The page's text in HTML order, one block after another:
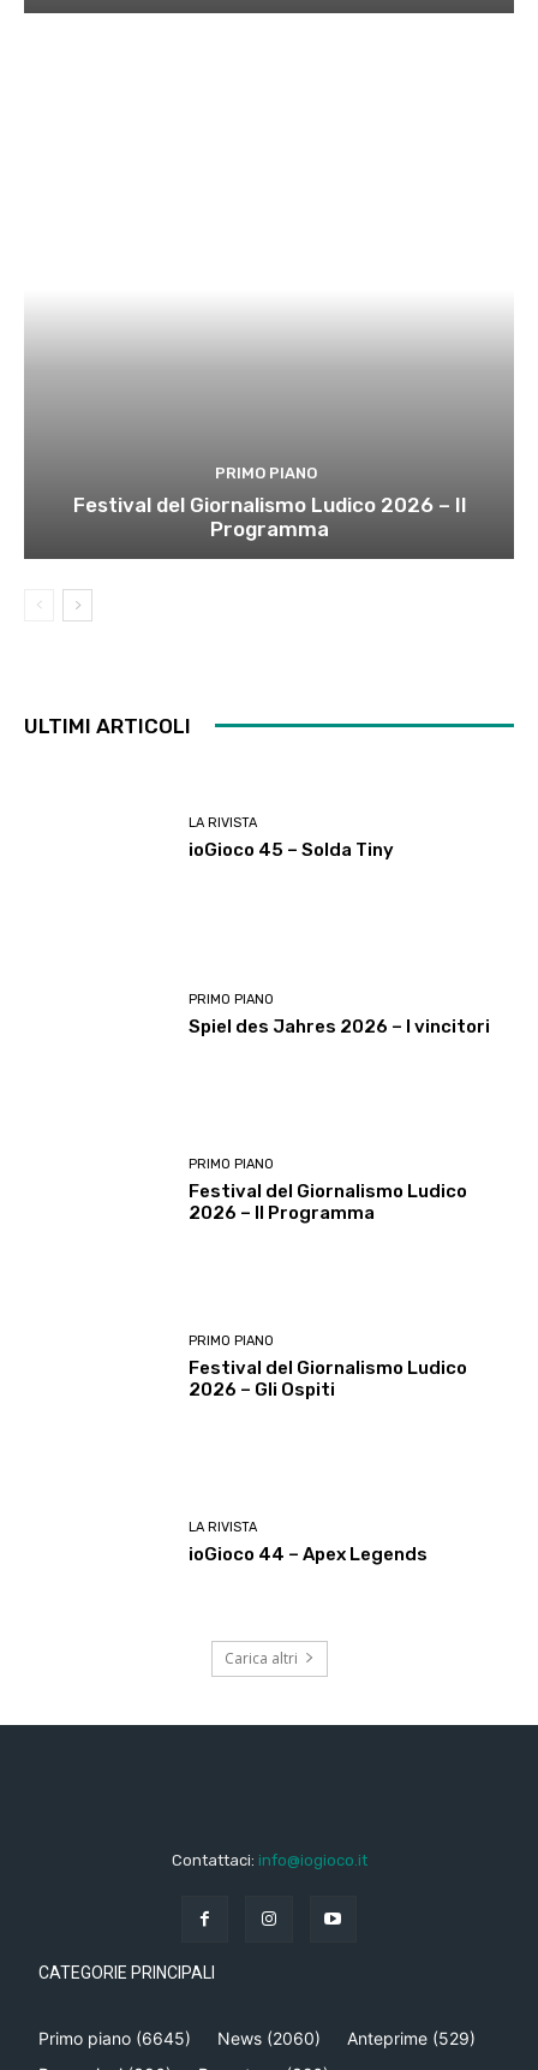
PRIMO PIANO
Festival del Giornalismo Ludico 2026 – Il
Programma
ULTIMI ARTICOLI
LA RIVISTA
ioGioco 45 – Solda Tiny
PRIMO PIANO
Spiel des Jahres 2026 – I vincitori
PRIMO PIANO
Festival del Giornalismo Ludico
2026 – Il Programma
PRIMO PIANO
Festival del Giornalismo Ludico
2026 – Gli Ospiti
LA RIVISTA
ioGioco 44 – Apex Legends
Carica altri
Contattaci: info@iogioco.it
CATEGORIE PRINCIPALI
Primo piano (6645) News (2060) Anteprime (529)